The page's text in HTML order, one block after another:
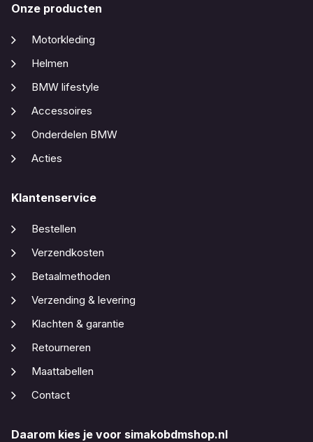
Onze producten
Motorkleding
Helmen
BMW lifestyle
Accessoires
Onderdelen BMW
Acties
Klantenservice
Bestellen
Verzendkosten
Betaalmethoden
Verzending & levering
Klachten & garantie
Retourneren
Maattabellen
Contact
Daarom kies je voor simakobdmshop.nl